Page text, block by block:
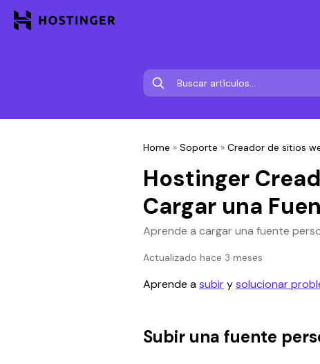
Home » Soporte » Creador de sitios
Hostinger
Cargar una
Aprende a cargar una fuente
Actualizado hace 3 meses
Aprende a subir y solucionar
Subir una fuente